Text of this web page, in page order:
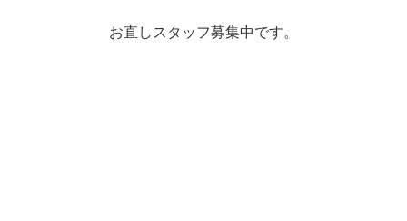
お直しスタッフ募集中です。